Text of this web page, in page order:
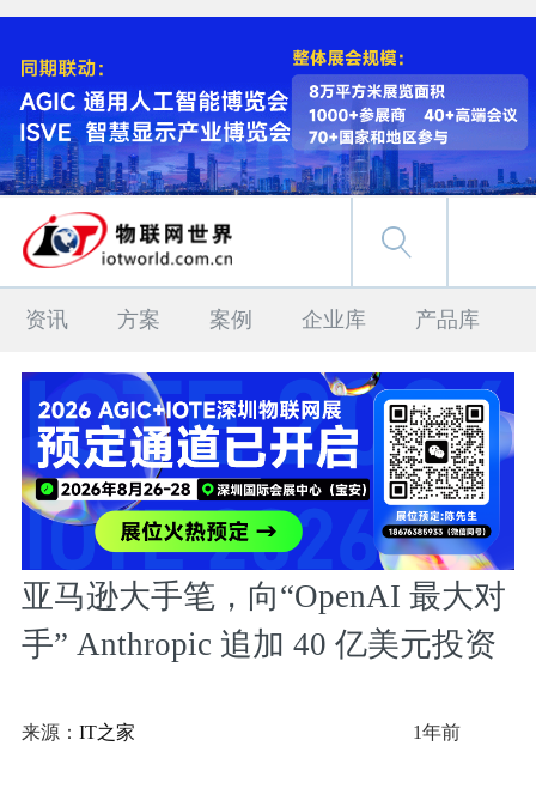
资讯 方案 案例 企业库 产品库
亚马逊大手笔，向“OpenAI 最大对
手” Anthropic 追加 40 亿美元投资
来源： IT之家 1年前